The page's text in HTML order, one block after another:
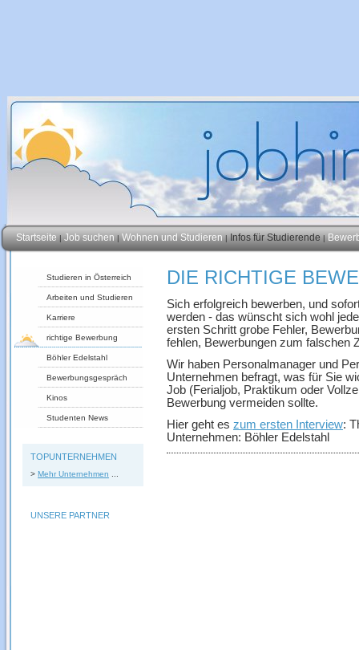
Startseite | Job suchen | Wohnen und Studieren | Infos für Studierende |
Studieren in Österreich
Arbeiten und Studieren
Karriere
richtige Bewerbung
Böhler Edelstahl
Bewerbungsgespräch
Kinos
Studenten News
TOPUNTERNEHMEN
> Mehr Unternehmen
UNSERE PARTNER
DIE RICHTIGE
Sich erfolgreich bewerben, und
werden - das wünscht sich wohl
ersten Schritt grobe Fehler,
fehlen, Bewerbungen zum falschen
Wir haben Personalmanager und
Unternehmen befragt, was für Sie
Job (Ferialjob, Praktikum oder
Bewerbung vermeiden sollte.
Hier geht es zum ersten Interview:
Unternehmen: Böhler Edelstahl